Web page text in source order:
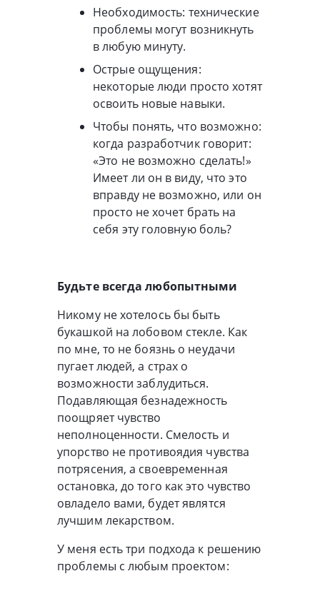
Необходимость: технические
проблемы могут возникнуть
в любую минуту.
Острые ощущения:
некоторые люди просто хотят
освоить новые навыки.
Чтобы понять, что возможно:
когда разработчик говорит:
«Это не возможно сделать!»
Имеет ли он в виду, что это
вправду не возможно, или он
просто не хочет брать на
себя эту головную боль?
Будьте всегда любопытными
Никому не хотелось бы быть
букашкой на лобовом стекле. Как
по мне, то не боязнь о неудачи
пугает людей, а страх о
возможности заблудиться.
Подавляющая безнадежность
поощряет чувство
неполноценности. Смелость и
упорство не противоядия чувства
потрясения, а своевременная
остановка, до того как это чувство
овладело вами, будет являтся
лучшим лекарством.
У меня есть три подхода к решению
проблемы с любым проектом: